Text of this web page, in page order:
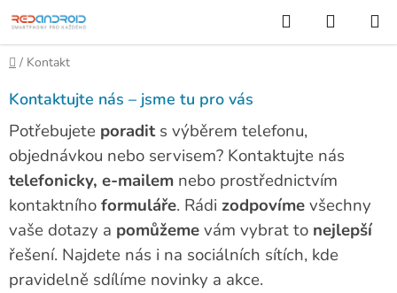
na
obsah
Hledat
KOŠÍK
Domů
/ Kontakt
Kontaktujte nás – jsme tu pro vás
Potřebujete poradits výběrem telefonu,
objednávkou nebo servisem? Kontaktujte nás
telefonicky, e-mailem nebo prostřednictvím
kontaktníhoformuláře. Rádi zodpovímevšechny
vaše dotazy a pomůžemevám vybrat to nejlepší
řešení. Najdete nás i na sociálních sítích, kde
pravidelně sdílíme novinky a akce.